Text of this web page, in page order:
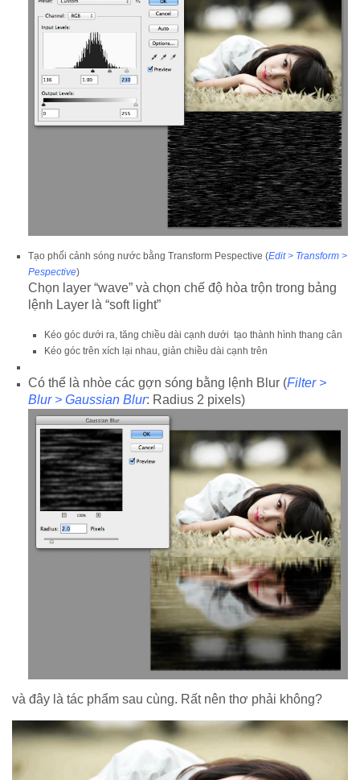
Tạo phối cảnh sóng nước bằng Transform Pespective (Edit > Transform >
Pespective)
Chọn layer “wave” và chọn chế độ hòa trộn trong bảng
lệnh Layer là “soft light”
Kéo góc dưới ra, tăng chiều dài cạnh dưới tạo thành hình thang cân
Kéo góc trên xích lại nhau, giản chiều dài cạnh trên
Có thể là nhòe các gợn sóng bằng lệnh Blur (Filter >
Blur > Gaussian Blur: Radius 2 pixels)
và đây là tác phẩm sau cùng. Rất nên thơ phải không?